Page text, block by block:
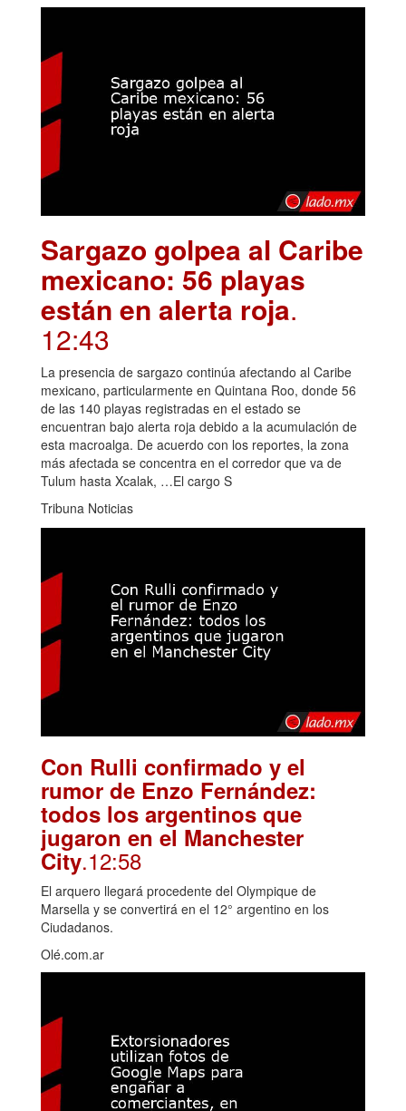
Sargazo golpea al Caribe
mexicano: 56 playas
están en alerta roja.
12:43
La presencia de sargazo continúa afectando al Caribe
mexicano, particularmente en Quintana Roo, donde 56
de las 140 playas registradas en el estado se
encuentran bajo alerta roja debido a la acumulación de
esta macroalga. De acuerdo con los reportes, la zona
más afectada se concentra en el corredor que va de
Tulum hasta Xcalak, …El cargo S
Tribuna Noticias
Con Rulli confirmado y el
rumor de Enzo Fernández:
todos los argentinos que
jugaron en el Manchester
City.12:58
El arquero llegará procedente del Olympique de
Marsella y se convertirá en el 12° argentino en los
Ciudadanos.
Olé.com.ar